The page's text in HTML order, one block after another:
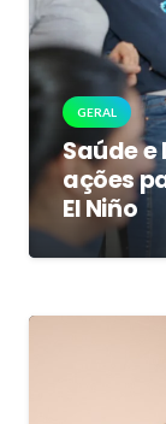
GERAL
Saúde
ações
El Niño